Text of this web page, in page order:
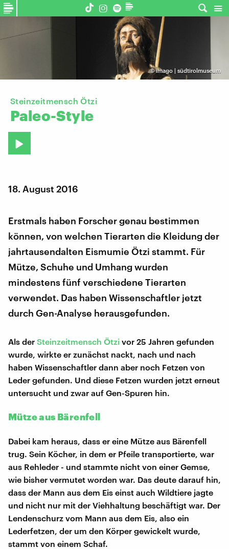
©imago | südtirolmuseum
Steinzeitmensch Ötzi
Paleo-Style
18. August 2016
Erstmals haben Forscher genau bestimmen
können, von welchen Tierarten die Kleidung der
jahrtausendalten Eismumie Ötzi stammt. Für
Mütze, Schuhe und Umhang wurden
mindestens fünf verschiedene Tierarten
verwendet. Das haben Wissenschaftler jetzt
durch Gen-Analyse herausgefunden.
Als der Steinzeitmensch Ötzi vor 25 Jahren gefunden
wurde, wirkte er zunächst nackt, nach und nach
haben Wissenschaftler dann aber noch Fetzen von
Leder gefunden. Und diese Fetzen wurden jetzt erneut
untersucht und zwar auf Gen-Spuren hin.
Mütze aus Bärenfell
Dabei kam heraus, dass er eine Mütze aus Bärenfell
trug. Sein Köcher, in dem er Pfeile transportierte, war
aus Rehleder - und stammte nicht von einer Gemse,
wie bisher vermutet worden war. Das deute darauf hin,
dass der Mann aus dem Eis einst auch Wildtiere jagte
und nicht nur mit der Viehhaltung beschäftigt war. Der
Lendenschurz vom Mann aus dem Eis, also ein
Lederfetzen, der um den Körper gewickelt wurde,
stammt von einem Schaf.